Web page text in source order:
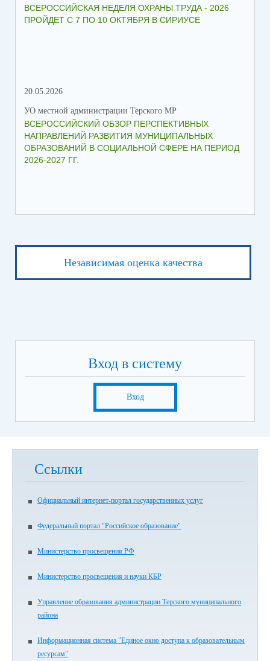
ВСЕРОССИЙСКАЯ НЕДЕЛЯ ОХРАНЫ ТРУДА - 2026
ПРОЙДЕТ С 7 ПО 10 ОКТЯБРЯ В СИРИУСЕ
20.05.2026
УО местной администрации Терского МР
ВСЕРОССИЙСКИЙ ОБЗОР ПЕРСПЕКТИВНЫХ
НАПРАВЛЕНИЙ РАЗВИТИЯ МУНИЦИПАЛЬНЫХ
ОБРАЗОВАНИЙ В СОЦИАЛЬНОЙ СФЕРЕ НА ПЕРИОД
2026-2027 ГГ.
Независимая оценка качества
Вход в систему
Вход
Ссылки
Официальный интернет-портал государственных услуг
Федеральный портал "Российское образование"
Министерство просвещения РФ
Министерство просвещения и науки КБР
Управление образования администрации Терского муниципального
района
Информационная система "Единое окно доступа к образовательным
ресурсам"